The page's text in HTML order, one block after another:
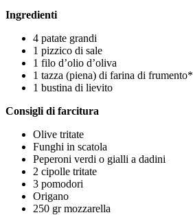
Ingredienti
4 patate grandi
1 pizzico di sale
1 filo d’olio d’oliva
1 tazza (piena) di farina di frumento*
1 bustina di lievito
Consigli di farcitura
Olive tritate
Funghi in scatola
Peperoni verdi o gialli a dadini
2 cipolle tritate
3 pomodori
Origano
250 gr mozzarella